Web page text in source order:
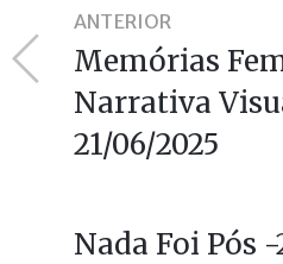
ANTERIOR
Memórias
Narrativa
21/06/2025
Nada Foi Pós